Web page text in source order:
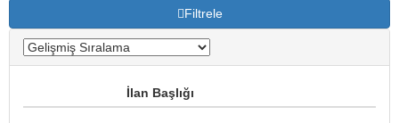
Filtrele
İlan Başlığı